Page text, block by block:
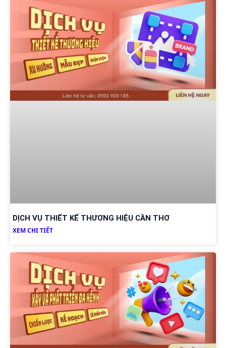
DỊCH VỤ THIẾT KẾ THƯƠNG HIỆU CẦN THƠ
XEM CHI TIẾT